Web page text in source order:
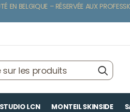
EN BELGIQUE – RÉSERVÉE AUX
STUDIO LCN MONTEIL SKINSIDE